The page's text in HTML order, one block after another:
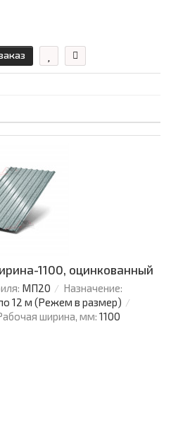
1100, оцинкованный
МП20
Назначение:
12 м (Режем в размер)
ширина, мм: 1100